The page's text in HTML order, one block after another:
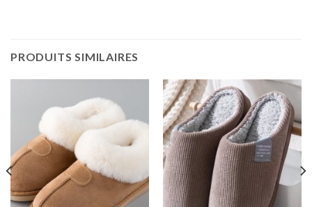
PRODUITS SIMILAIRES